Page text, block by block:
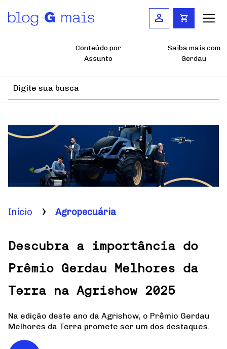
para
conteúdo
Conteúdo por
Assunto
Saiba mais com
Gerdau
Início Agropecuária
Descubra a importância do
Prêmio Gerdau Melhores da
Terra na Agrishow 2025
Na edição deste ano da Agrishow, o Prêmio Gerdau
Melhores da Terra promete ser um dos destaques.